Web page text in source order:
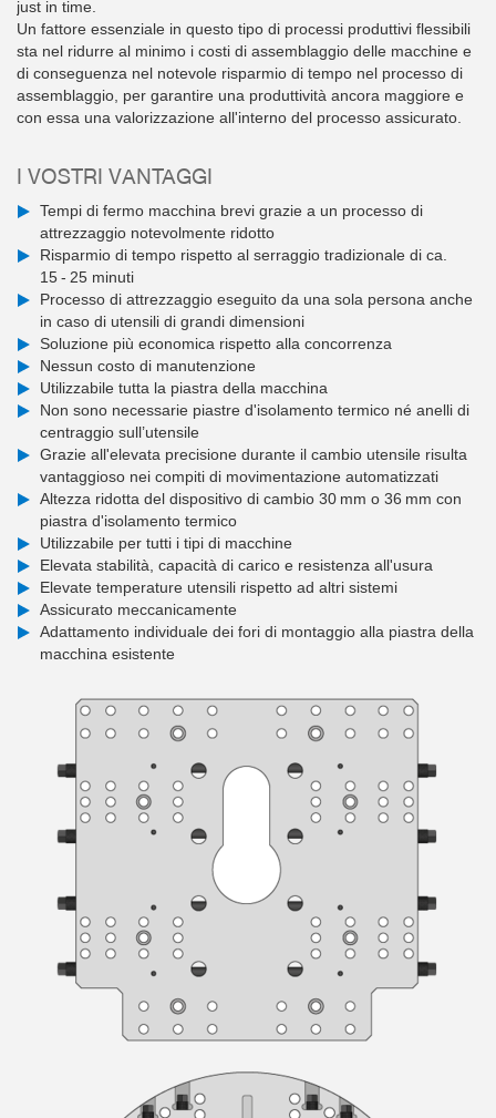
just in time.
Un fattore essenziale in questo tipo di processi produttivi flessibili
sta nel ridurre al minimo i costi di assemblaggio delle macchine e
di conseguenza nel notevole risparmio di tempo nel processo di
assemblaggio, per garantire una produttività ancora maggiore e
con essa una valorizzazione all'interno del processo assicurato.
I VOSTRI VANTAGGI
Tempi di fermo macchina brevi grazie a un processo di
attrezzaggio notevolmente ridotto
Risparmio di tempo rispetto al serraggio tradizionale di ca.
15 - 25 minuti
Processo di attrezzaggio eseguito da una sola persona anche
in caso di utensili di grandi dimensioni
Soluzione più economica rispetto alla concorrenza
Nessun costo di manutenzione
Utilizzabile tutta la piastra della macchina
Non sono necessarie piastre d'isolamento termico né anelli di
centraggio sull’utensile
Grazie all'elevata precisione durante il cambio utensile risulta
vantaggioso nei compiti di movimentazione automatizzati
Altezza ridotta del dispositivo di cambio 30 mm o 36 mm con
piastra d'isolamento termico
Utilizzabile per tutti i tipi di macchine
Elevata stabilità, capacità di carico e resistenza all'usura
Elevate temperature utensili rispetto ad altri sistemi
Assicurato meccanicamente
Adattamento individuale dei fori di montaggio alla piastra della
macchina esistente